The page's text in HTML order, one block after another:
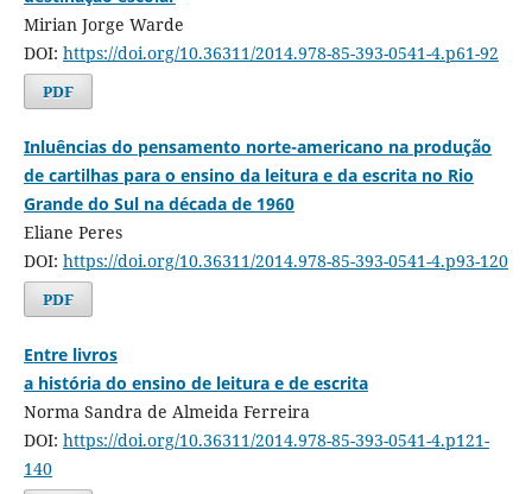
Mirian Jorge Warde
DOI: https://doi.org/10.36311/2014.978-85-393-0541-4.p61-92
PDF
Inluências do pensamento norte-americano na produção
de cartilhas para o ensino da leitura e da escrita no Rio
Grande do Sul na década de 1960
Eliane Peres
DOI: https://doi.org/10.36311/2014.978-85-393-0541-4.p93-120
PDF
Entre livros
a história do ensino de leitura e de escrita
Norma Sandra de Almeida Ferreira
DOI: https://doi.org/10.36311/2014.978-85-393-0541-4.p121-
140